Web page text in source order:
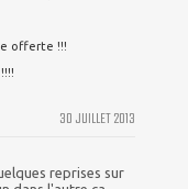
offerte !!!
30 JUILLET 2013
reprises sur